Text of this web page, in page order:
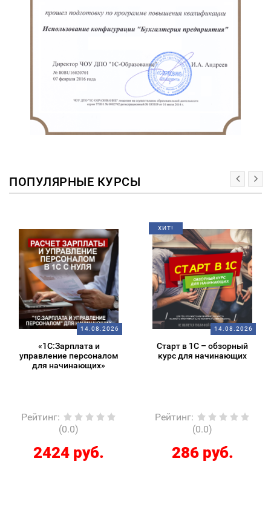
ПОПУЛЯРНЫЕ КУРСЫ
14.08.2026
«1С:Зарплата и
управление персоналом
для начинающих»
Рейтинг:
(0.0)
2424 руб.
ХИТ!
14.08.2026
Старт в 1С – обзорный
курс для начинающих
Рейтинг:
(0.0)
286 руб.